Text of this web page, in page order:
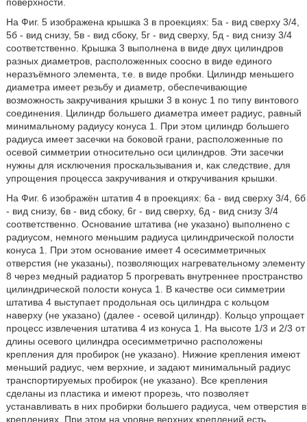
На Фиг. 5 изображена крышка 3 в проекциях: 5а - вид сверху 3/4,
5б - вид снизу, 5в - вид сбоку, 5г - вид сверху, 5д - вид снизу 3/4
соответственно. Крышка 3 выполнена в виде двух цилиндров
разных диаметров, расположенных соосно в виде единого
неразъёмного элемента, т.е. в виде пробки. Цилиндр меньшего
диаметра имеет резьбу и диаметр, обеспечивающие
возможность закручивания крышки 3 в конус 1 по типу винтового
соединения. Цилиндр большего диаметра имеет радиус, равный
минимальному радиусу конуса 1. При этом цилиндр большего
радиуса имеет засечки на боковой грани, расположенные по
осевой симметрии относительно оси цилиндров. Эти засечки
нужны для исключения проскальзывания и, как следствие, для
упрощения процесса закручивания и откручивания крышки.
На Фиг. 6 изображён штатив 4 в проекциях: 6а - вид сверху 3/4, 6б
- вид снизу, 6в - вид сбоку, 6г - вид сверху, 6д - вид снизу 3/4
соответственно. Основание штатива (не указано) выполнено с
радиусом, немного меньшим радиуса цилиндрической полости
конуса 1. При этом основание имеет 4 осесимметричных
отверстия (не указаны), позволяющих нагревательному элементу
8 через медный радиатор 5 прогревать внутреннее пространство
цилиндрической полости конуса 1. В качестве оси симметрии
штатива 4 выступает продольная ось цилиндра с кольцом
наверху (не указано) (далее - осевой цилиндр). Кольцо упрощает
процесс извлечения штатива 4 из конуса 1. На высоте 1/3 и 2/3 от
длины осевого цилиндра осесимметрично расположены
крепления для пробирок (не указано). Нижние крепления имеют
меньший радиус, чем верхние, и задают минимальный радиус
транспортируемых пробирок (не указано). Все крепления
сделаны из пластика и имеют прорезь, что позволяет
устанавливать в них пробирки большего радиуса, чем отверстия в
креплениях. При этом на уровне верхних креплений есть